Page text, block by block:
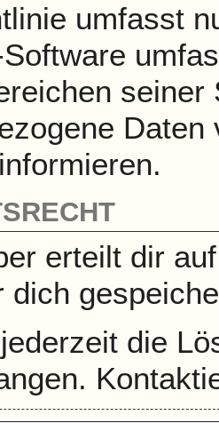
umfasst
seiner
erteilt dir
dich
die